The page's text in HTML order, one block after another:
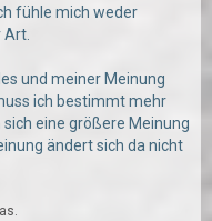
fühle mich weder
und meiner Meinung
ich bestimmt mehr
eine größere Meinung
ändert sich da nicht